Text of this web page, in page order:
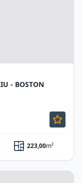
- BOSTON
223,00m²